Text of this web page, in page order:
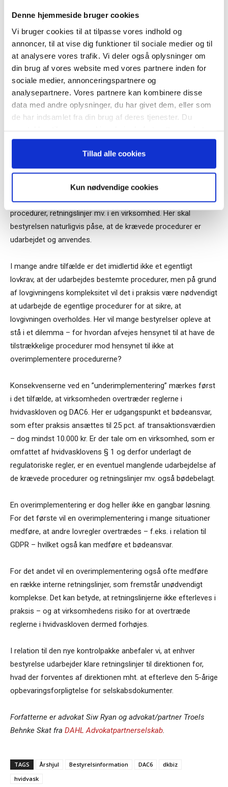
Denne hjemmeside bruger cookies
Vi bruger cookies til at tilpasse vores indhold og
annoncer, til at vise dig funktioner til sociale medier og til
at analysere vores trafik. Vi deler også oplysninger om
din brug af vores website med vores partnere inden for
sociale medier, annonceringspartnere og
analysepartnere. Vores partnere kan kombinere disse
data med andre oplysninger, du har givet dem, eller som
de har indsamlet fra din brug af deres tjenester. Du
anvende vores hjemmeside.
Tillad alle cookies
Kun nødvendige cookies
nødsaget til at sikre, at der er tilstrækkelige retningslinjer for
virksomheden i forbindelse med vurderingen af, hvorvidt en
grænseoverskridende ordning er indberetningspligtig til en
skattemyndighed. Virksomheder, der er involverede i
grænseoverskridende aktiviteter, skal derfor være særligt
opmærksomme på indberetningspligten efter DAC6, som
begynder at løbe pr. 1. januar 2021.
Bestyrelsens dilemma: Hvordan balanceres hensynet til
medfører forpligtelser for en bestyrelse.
I nogle tilfælde er der tale om egentlige lovkrav om konkrete
procedurer, retningslinjer mv. i en virksomhed. Her skal
bestyrelsen naturligvis påse, at de krævede procedurer er
udarbejdet og anvendes.
I mange andre tilfælde er det imidlertid ikke et egentligt
lovkrav, at der udarbejdes bestemte procedurer, men på grund
af lovgivningens kompleksitet vil det i praksis være nødvendigt
at udarbejde de egentlige procedurer for at sikre, at
lovgivningen overholdes. Her vil mange bestyrelser opleve at
stå i et dilemma – for hvordan afvejes hensynet til at have de
tilstrækkelige procedurer mod hensynet til ikke at
overimplementere procedurerne?
Konsekvenserne ved en ”underimplementering” mærkes først
i det tilfælde, at virksomheden overtræder reglerne i
hvidvaskloven og DAC6. Her er udgangspunkt et bødeansvar,
som efter praksis ansættes til 25 pct. af transaktionsværdien
– dog mindst 10.000 kr. Er der tale om en virksomhed, som er
omfattet af hvidvasklovens § 1 og derfor underlagt de
regulatoriske regler, er en eventuel manglende udarbejdelse af
de krævede procedurer og retningslinjer mv. også bødebelagt.
En overimplementering er dog heller ikke en gangbar løsning.
For det første vil en overimplementering i mange situationer
medføre, at andre lovregler overtrædes – f.eks. i relation til
GDPR – hvilket også kan medføre et bødeansvar.
For det andet vil en overimplementering også ofte medføre
en række interne retningslinjer, som fremstår unødvendigt
komplekse. Det kan betyde, at retningslinjerne ikke efterleves i
praksis – og at virksomhedens risiko for at overtræde
reglerne i hvidvaskloven dermed forhøjes.
I relation til den nye kontrolpakke anbefaler vi, at enhver
bestyrelse udarbejder klare retningslinjer til direktionen for,
hvad der forventes af direktionen mht. at efterleve den 5-årige
opbevaringsforpligtelse for selskabsdokumenter.
Forfatterne er advokat Siw Ryan og advokat/partner Troels
Behnke Skat fra DAHL Advokatpartnerselskab.
TAGS Årshjul Bestyrelsinformation DAC6
dkbiz
hvidvask